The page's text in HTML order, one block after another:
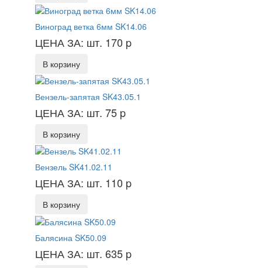
Виноград ветка 6мм SK14.06
ЦЕНА ЗА: шт. 170 p
В корзину
Вензель-запятая SK43.05.1
ЦЕНА ЗА: шт. 75 p
В корзину
Вензель SK41.02.11
ЦЕНА ЗА: шт. 110 p
В корзину
Балясина SK50.09
ЦЕНА ЗА: шт. 635 p